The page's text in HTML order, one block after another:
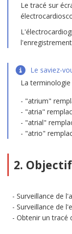
Le tracé sur
Le saviez-
La
"atrium"
"atria"
"atrial"
"atrio"
2.
Surveillance de
Surveillance de
Obtenir un tracé